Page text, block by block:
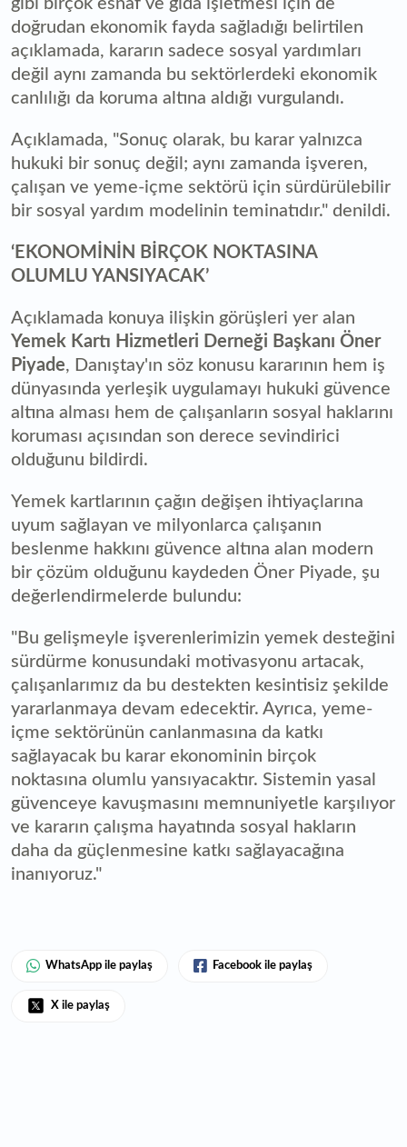
doğrudan ekonomik fayda sağladığı belirtilen
açıklamada, kararın sadece sosyal yardımları
değil aynı zamanda bu sektörlerdeki ekonomik
canlılığı da koruma altına aldığı vurgulandı.
Açıklamada, "Sonuç olarak, bu karar yalnızca
hukuki bir sonuç değil; aynı zamanda işveren,
çalışan ve yeme-içme sektörü için sürdürülebilir
bir sosyal yardım modelinin teminatıdır." denildi.
‘EKONOMİNİN BİRÇOK NOKTASINA
OLUMLU YANSIYACAK’
Açıklamada konuya ilişkin görüşleri yer alan
Yemek Kartı Hizmetleri Derneği Başkanı Öner
Piyade, Danıştay'ın söz konusu kararının hem iş
dünyasında yerleşik uygulamayı hukuki güvence
altına alması hem de çalışanların sosyal haklarını
koruması açısından son derece sevindirici
olduğunu bildirdi.
Yemek kartlarının çağın değişen ihtiyaçlarına
uyum sağlayan ve milyonlarca çalışanın
beslenme hakkını güvence altına alan modern
bir çözüm olduğunu kaydeden Öner Piyade, şu
değerlendirmelerde bulundu:
"Bu gelişmeyle işverenlerimizin yemek desteğini
sürdürme konusundaki motivasyonu artacak,
çalışanlarımız da bu destekten kesintisiz şekilde
yararlanmaya devam edecektir. Ayrıca, yeme-
içme sektörünün canlanmasına da katkı
sağlayacak bu karar ekonominin birçok
noktasına olumlu yansıyacaktır. Sistemin yasal
güvenceye kavuşmasını memnuniyetle karşılıyor
ve kararın çalışma hayatında sosyal hakların
daha da güçlenmesine katkı sağlayacağına
inanıyoruz."
WhatsApp ile paylaş Facebook ile paylaş
X ile paylaş